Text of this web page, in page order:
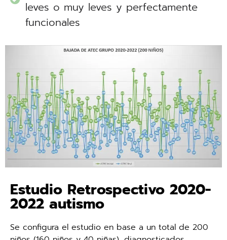
leves o muy leves y perfectamente
funcionales
Estudio Retrospectivo 2020-
2022 autismo
Se configura el estudio en base a un total de 200